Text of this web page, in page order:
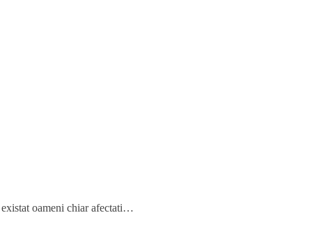
existat oameni chiar afectati…